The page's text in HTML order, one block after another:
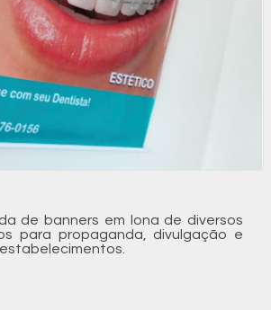
de banners em lona de diversos
para propaganda, divulgação e